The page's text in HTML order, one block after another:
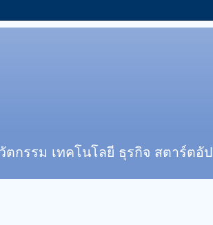
ตกรรม เทคโนโลยี ธุรกิจ สตาร์ตอัป